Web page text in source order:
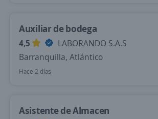
Auxiliar de bodega
4,5
LABORANDO S.A.S
Barranquilla, Atlántico
Hace 2 días
Asistente de Almacen